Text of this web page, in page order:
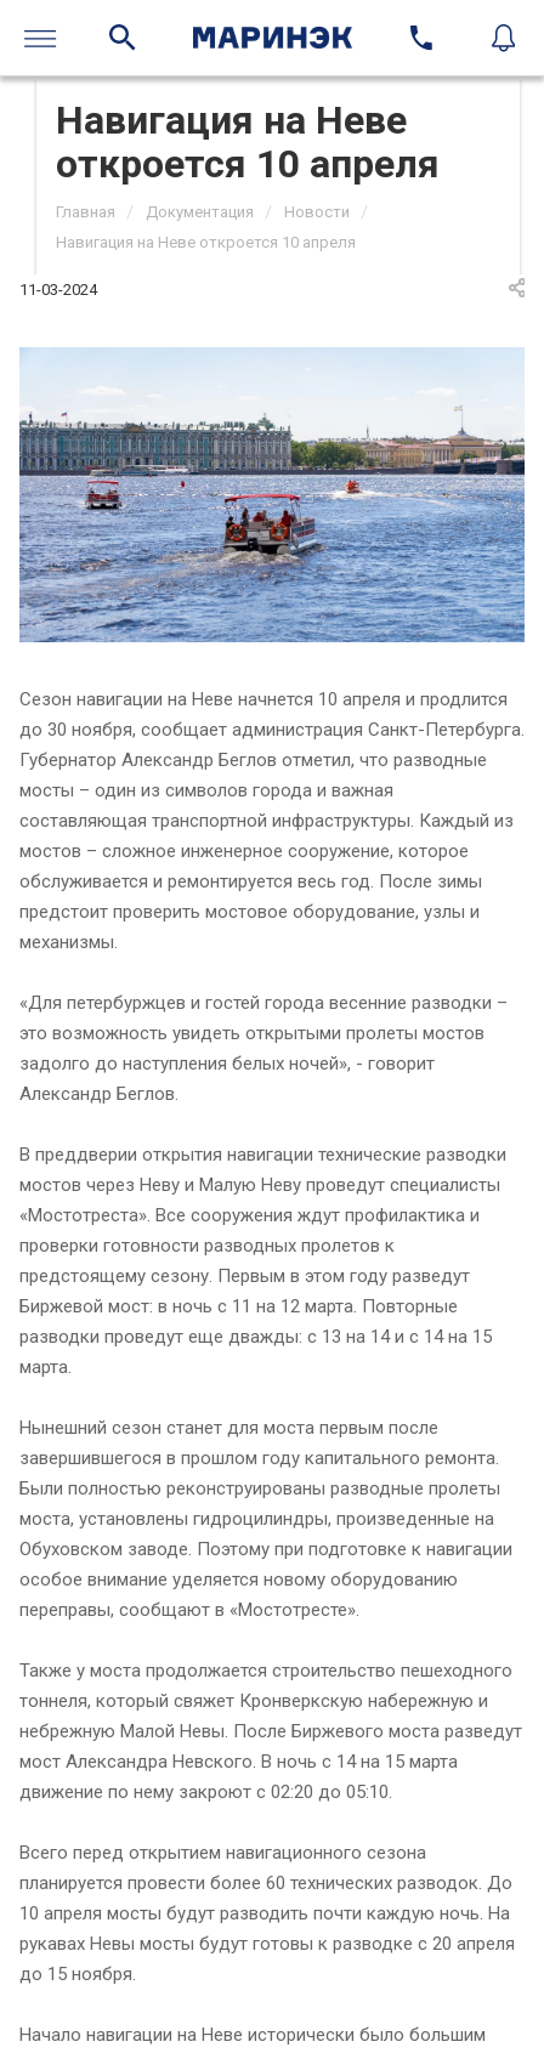
Навигация на Неве
откроется 10 апреля
Главная / Документация / Новости /
Навигация на Неве откроется 10 апреля
11-03-2024
Сезон навигации на Неве начнется 10 апреля и продлится
до 30 ноября, сообщает администрация Санкт-Петербурга.
Губернатор Александр Беглов отметил, что разводные
мосты – один из символов города и важная
составляющая транспортной инфраструктуры. Каждый из
мостов – сложное инженерное сооружение, которое
обслуживается и ремонтируется весь год. После зимы
предстоит проверить мостовое оборудование, узлы и
механизмы.
«Для петербуржцев и гостей города весенние разводки –
это возможность увидеть открытыми пролеты мостов
задолго до наступления белых ночей», - говорит
Александр Беглов.
В преддверии открытия навигации технические разводки
мостов через Неву и Малую Неву проведут специалисты
«Мостотреста». Все сооружения ждут профилактика и
проверки готовности разводных пролетов к
предстоящему сезону. Первым в этом году разведут
Биржевой мост: в ночь с 11 на 12 марта. Повторные
разводки проведут еще дважды: с 13 на 14 и с 14 на 15
марта.
Нынешний сезон станет для моста первым после
завершившегося в прошлом году капитального ремонта.
Были полностью реконструированы разводные пролеты
моста, установлены гидроцилиндры, произведенные на
Обуховском заводе. Поэтому при подготовке к навигации
особое внимание уделяется новому оборудованию
переправы, сообщают в «Мостотресте».
Также у моста продолжается строительство пешеходного
тоннеля, который свяжет Кронверкскую набережную и
небрежную Малой Невы. После Биржевого моста разведут
мост Александра Невского. В ночь с 14 на 15 марта
движение по нему закроют с 02:20 до 05:10.
Всего перед открытием навигационного сезона
планируется провести более 60 технических разводок. До
10 апреля мосты будут разводить почти каждую ночь. На
рукавах Невы мосты будут готовы к разводке с 20 апреля
до 15 ноября.
Начало навигации на Неве исторически было большим